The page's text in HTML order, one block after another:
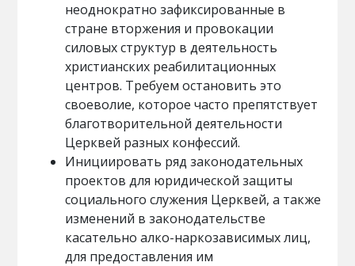
неоднократно зафиксированные в
стране вторжения и провокации
силовых структур в деятельность
христианских реабилитационных
центров. Требуем остановить это
своеволие, которое часто препятствует
благотворительной деятельности
Церквей разных конфессий.
Инициировать ряд законодательных
проектов для юридической защиты
социального служения Церквей, а также
изменений в законодательстве
касательно алко-наркозависимых лиц,
для предоставления им